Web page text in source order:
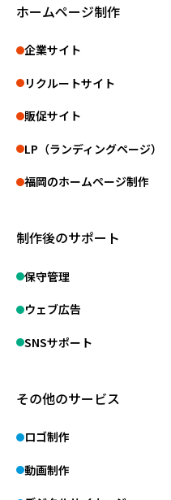
ホームページ制作
企業サイト
リクルートサイト
販促サイト
LP（ランディングページ）
福岡のホームページ制作
制作後のサポート
保守管理
ウェブ広告
SNSサポート
その他のサービス
ロゴ制作
動画制作